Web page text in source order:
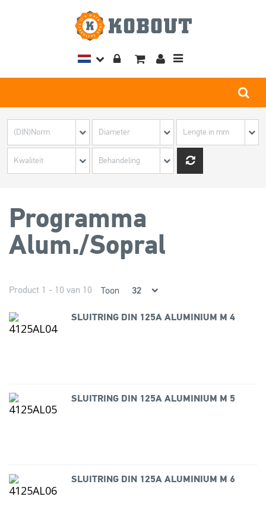
Toggle
Programma
Alum./Sopral
Product 1 - 10 van 10 Toon
SLUITRING DIN 125A ALUMINIUM M 4
SLUITRING DIN 125A ALUMINIUM M 5
SLUITRING DIN 125A ALUMINIUM M 6